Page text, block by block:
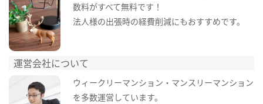
数料がすべて無料です！
法人様の出張時の経費削減にもおすすめです。
運営会社について
ウィークリーマンション・マンスリーマンション
を多数運営しています。